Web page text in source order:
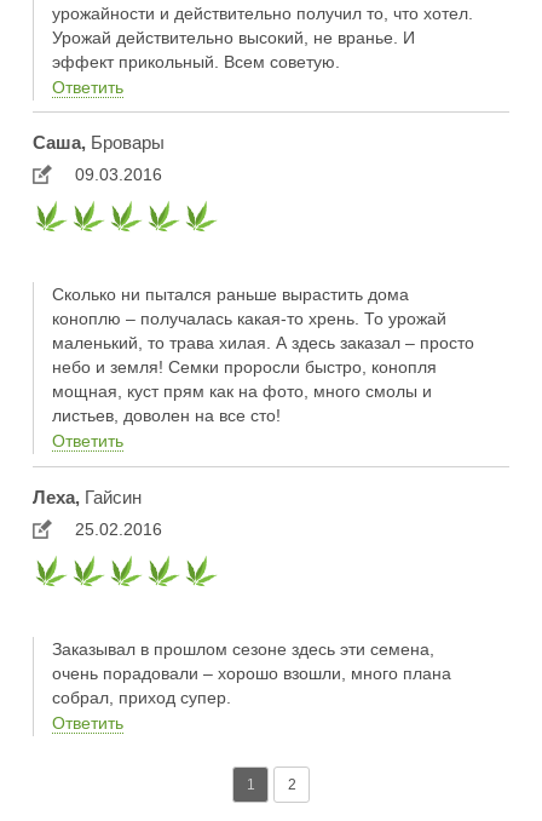
урожайности и действительно получил то, что хотел.
Урожай действительно высокий, не вранье. И
эффект прикольный. Всем советую.
Ответить
Саша,Бровары
09.03.2016
Сколько ни пытался раньше вырастить дома
коноплю – получалась какая-то хрень. То урожай
маленький, то трава хилая. А здесь заказал – просто
небо и земля! Семки проросли быстро, конопля
мощная, куст прям как на фото, много смолы и
листьев, доволен на все сто!
Ответить
Леха,Гайсин
25.02.2016
Заказывал в прошлом сезоне здесь эти семена,
очень порадовали – хорошо взошли, много плана
собрал, приход супер.
Ответить
1 2